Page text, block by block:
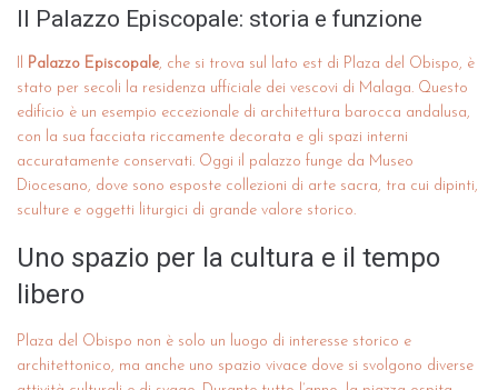
Il Palazzo Episcopale: storia e funzione
Palazzo Episcopale, che si trova sul lato est di Plaza del Obispo, è
stato per secoli la residenza ufficiale dei vescovi di Malaga. Questo
edificio è un esempio eccezionale di architettura barocca andalusa,
con la sua facciata riccamente decorata e gli spazi interni
accuratamente conservati. Oggi il palazzo funge da Museo
Diocesano, dove sono esposte collezioni di arte sacra, tra cui dipinti,
sculture e oggetti liturgici di grande valore storico.
Uno spazio per la cultura e il tempo
libero
Plaza del Obispo non è solo un luogo di interesse storico e
architettonico, ma anche uno spazio vivace dove si svolgono diverse